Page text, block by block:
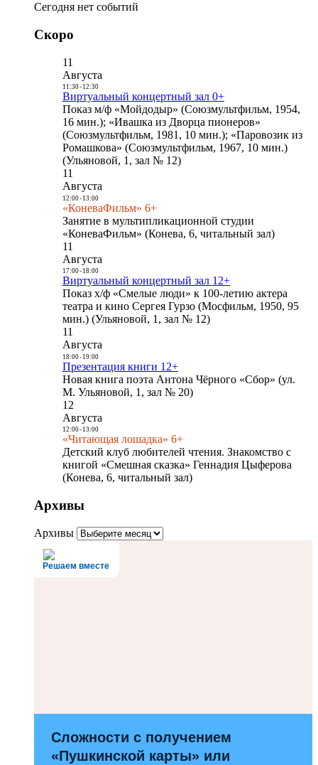
Сегодня нет событий
Скоро
11
Августа
11:30- 12:30
Виртуальный концертный зал 0+
Показ м/ф «Мойдодыр» (Союзмультфильм, 1954,
16 мин.); «Ивашка из Дворца пионеров»
(Союзмультфильм, 1981, 10 мин.); «Паровозик из
Ромашкова» (Союзмультфильм, 1967, 10 мин.)
(Ульяновой, 1, зал № 12)
11
Августа
12:00- 13:00
«КоневаФильм» 6+
Занятие в мультипликационной студии
«КоневаФильм» (Конева, 6, читальный зал)
11
Августа
17:00- 18:00
Виртуальный концертный зал 12+
Показ х/ф «Смелые люди» к 100-летию актера
театра и кино Сергея Гурзо (Мосфильм, 1950, 95
мин.) (Ульяновой, 1, зал № 12)
11
Августа
18:00- 19:00
Презентация книги 12+
Новая книга поэта Антона Чёрного «Сбор» (ул.
М. Ульяновой, 1, зал № 20)
12
Августа
12:00- 13:00
«Читающая лошадка» 6+
Детский клуб любителей чтения. Знакомство с
книгой «Смешная сказка» Геннадия Цыферова
(Конева, 6, читальный зал)
Архивы
Архивы
Решаем вместе
Сложности с получением
«Пушкинской карты» или